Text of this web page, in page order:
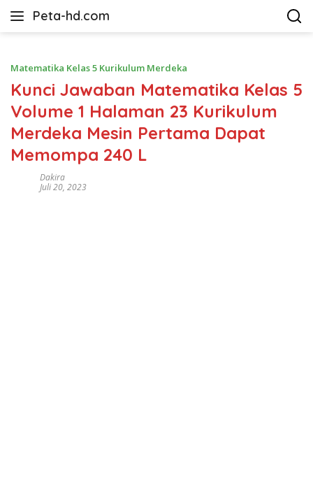
Peta-hd.com
Kumpulan
HD
Matematika Kelas 5 Kurikulum Merdeka
Kunci Jawaban Matematika Kelas 5
Volume 1 Halaman 23 Kurikulum
Merdeka Mesin Pertama Dapat
Memompa 240 L
Dakira
Juli 20, 2023